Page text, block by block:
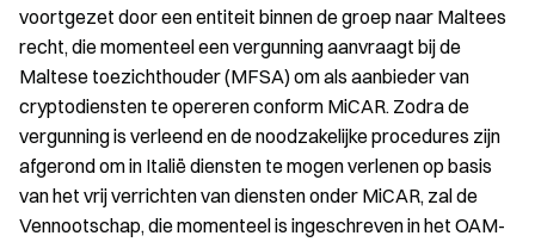
voortgezet door een entiteit binnen de groep naar Maltees
recht, die momenteel een vergunning aanvraagt bij de
Maltese toezichthouder (MFSA) om als aanbieder van
cryptodiensten te opereren conform MiCAR. Zodra de
vergunning is verleend en de noodzakelijke procedures zijn
afgerond om in Italië diensten te mogen verlenen op basis
van het vrij verrichten van diensten onder MiCAR, zal de
Vennootschap, die momenteel is ingeschreven in het OAM-